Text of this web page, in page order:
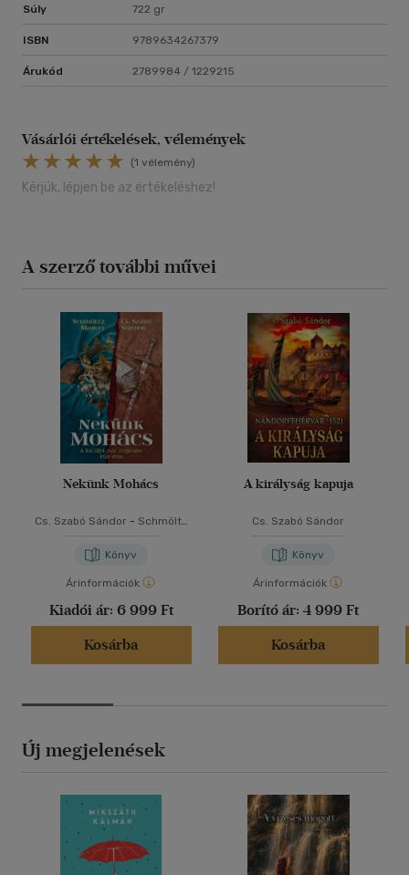
Súly 722 gr
ISBN 9789634267379
Árukód 2789984 / 1229215
Vásárlói értékelések, vélemények
(1 vélemény)
Kérjük, lépjen be az értékeléshez!
A szerző további művei
Nekünk Mohács
Cs. Szabó Sándor - Schmöltz
Könyv
Árinformációk
Kiadói ár: 6 999 Ft
Kosárba
A királyság kapuja
Cs. Szabó Sándor
Könyv
Árinformációk
Borító ár: 4 999 Ft
Kosárba
Új megjelenések